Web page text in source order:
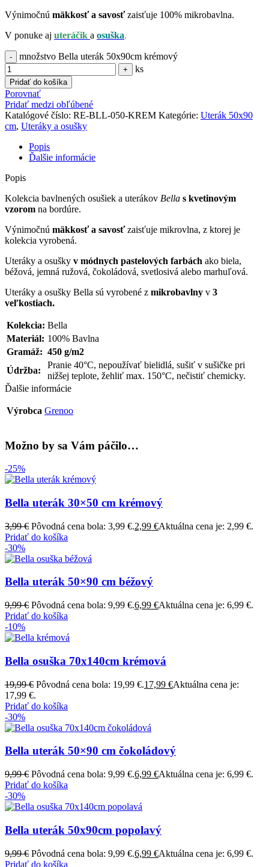
Výnimočnú mäkkosť a savosťzaisťuje 100% mikrobavlna.
V ponuke aj uteráčik a osuška.
množstvo Bella uterák 50x90cm krémový
ks
Pridať do košíka
Porovnať
Pridať medzi obľúbené
Katalógové číslo: RE-BLL-050-KREM Kategórie: Uterák 50x90
cm, Uteráky a osušky
Popis
Ďalšie informácie
Popis
Kolekcia bavlnených osušiek a uterákov Bella s kvetinovým
vzorom na bordúre.
Výnimočnú mäkkosť a savosťzaisťuje mikrovlna, z ktorej je
kolekcia vyrobená.
Uteráky a osušky v módnych pastelových farbách ako biela,
béžová, jemná ružová, čokoládová, svetlosivá alebo marhuľová.
Uteráky a osušky Bella sú vyrobené z mikrobavlny v 3
veľkostiach.
Kolekcia: Bella
Materiál: 100% Bavlna
Gramáž: 450 g/m2
Údržba:
Pranie 40°C, nepoužívať bielidlá, sušiť v sušičke pri
nižšej teplote, žehliť max. 150°C, nečistiť chemicky.
Ďalšie informácie
Výrobca Grenoo
Možno by sa Vám páčilo…
-25%
Bella uterák 30×50 cm krémový
3,99€ Pôvodná cena bola: 3,99 €.2,99 €Aktuálna cena je: 2,99 €.
Pridať do košíka
-30%
Bella uterák 50×90 cm béžový
9,99€ Pôvodná cena bola: 9,99 €.6,99 €Aktuálna cena je: 6,99 €.
Pridať do košíka
-10%
Bella osuška 70x140cm krémová
19,99€ Pôvodná cena bola: 19,99 €.17,99 €Aktuálna cena je:
17,99 €.
Pridať do košíka
-30%
Bella uterák 50×90 cm čokoládový
9,99€ Pôvodná cena bola: 9,99 €.6,99 €Aktuálna cena je: 6,99 €.
Pridať do košíka
-30%
Bella uterák 50x90cm popolavý
9,99€ Pôvodná cena bola: 9,99 €.6,99 €Aktuálna cena je: 6,99 €.
Pridať do košíka